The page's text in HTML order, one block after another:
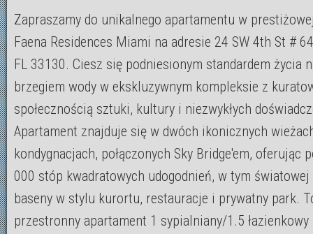
Zapraszamy do unikalnego apartamentu w
Faena Residences Miami na adresie 24 SW 4th St #
FL 33130. Ciesz się podniesionym standardem życia
brzegiem wody w ekskluzywnym kompleksie z
społecznością sztuki, kultury i niezwykłych
Apartament znajduje się w dwóch ikonicznych
kondygnacjach, połączonych Sky Bridge'em, oferując
000 stóp kwadratowych udogodnień, w tym światowej
baseny w stylu kurortu, restauracje i prywatny park.
przestronny apartament 1 sypialniany/1.5 łazienkowy